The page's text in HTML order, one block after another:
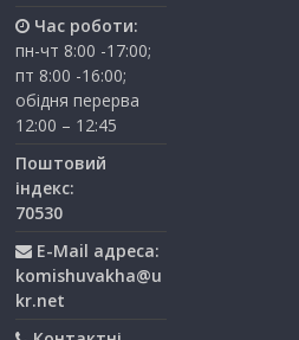
Час роботи:
пн-чт 8:00 -17:00;
пт 8:00 -16:00;
обідня перерва
12:00 – 12:45
Поштовий
індекс:
70530
E-Mail адреса:
komishuvakha@u
kr.net